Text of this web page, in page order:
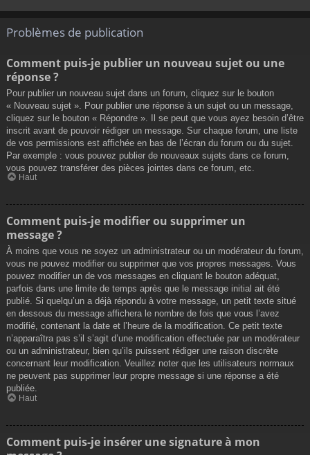
Problèmes de publication
Comment puis-je publier un nouveau sujet ou une
réponse ?
Pour publier un nouveau sujet dans un forum, cliquez sur le bouton
« Nouveau sujet ». Pour publier une réponse à un sujet ou un message,
cliquez sur le bouton « Répondre ». Il se peut que vous ayez besoin d’être
inscrit avant de pouvoir rédiger un message. Sur chaque forum, une liste
de vos permissions est affichée en bas de l’écran du forum ou du sujet.
Par exemple : vous pouvez publier de nouveaux sujets dans ce forum,
vous pouvez transférer des pièces jointes dans ce forum, etc.
Haut
Comment puis-je modifier ou supprimer un
message ?
À moins que vous ne soyez un administrateur ou un modérateur du forum,
vous ne pouvez modifier ou supprimer que vos propres messages. Vous
pouvez modifier un de vos messages en cliquant le bouton adéquat,
parfois dans une limite de temps après que le message initial ait été
publié. Si quelqu’un a déjà répondu à votre message, un petit texte situé
en dessous du message affichera le nombre de fois que vous l’avez
modifié, contenant la date et l’heure de la modification. Ce petit texte
n’apparaîtra pas s’il s’agit d’une modification effectuée par un modérateur
ou un administrateur, bien qu’ils puissent rédiger une raison discrète
concernant leur modification. Veuillez noter que les utilisateurs normaux
ne peuvent pas supprimer leur propre message si une réponse a été
publiée.
Haut
Comment puis-je insérer une signature à mon